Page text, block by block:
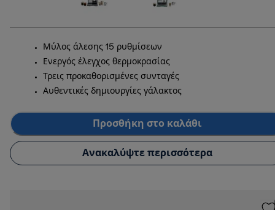
Μύλος άλεσης 15 ρυθμίσεων
Ενεργός έλεγχος θερμοκρασίας
Τρεις προκαθορισμένες συνταγές
Αυθεντικές δημιουργίες γάλακτος
Προσθήκη στο καλάθι
Ανακαλύψτε περισσότερα